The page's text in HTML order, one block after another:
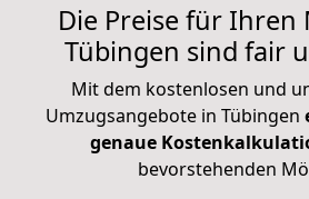
Die Preise für Ihren
Tübingen sind fair
Mit dem kostenlosen und
Umzugsangebote in Tübingen
genaue
bevorstehenden